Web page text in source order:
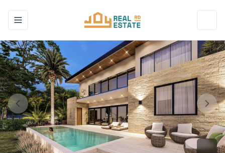
Toggle navigation menu